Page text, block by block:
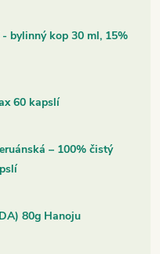
bylinný kop 30 ml, 15%
60 kapslí
– 100% čistý
80g Hanoju